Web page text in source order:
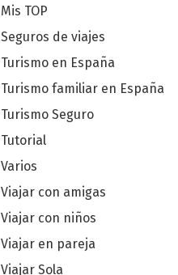
Mis TOP
Seguros de viajes
Turismo en España
Turismo familiar en España
Turismo Seguro
Tutorial
Varios
Viajar con amigas
Viajar con niños
Viajar en pareja
Viajar Sola